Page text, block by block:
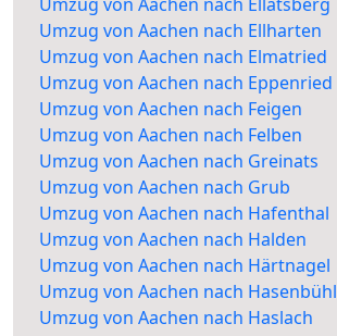
Umzug von Aachen nach Ellharten
Umzug von Aachen nach Elmatried
Umzug von Aachen nach Eppenried
Umzug von Aachen nach Feigen
Umzug von Aachen nach Felben
Umzug von Aachen nach Greinats
Umzug von Aachen nach Grub
Umzug von Aachen nach Hafenthal
Umzug von Aachen nach Halden
Umzug von Aachen nach Härtnagel
Umzug von Aachen nach Hasenbühl
Umzug von Aachen nach Haslach